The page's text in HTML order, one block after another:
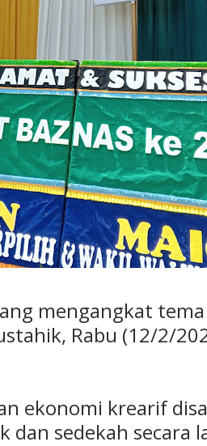
mengangkat tema
Rabu (12/2/
ekonomi krearif
sedekah secara